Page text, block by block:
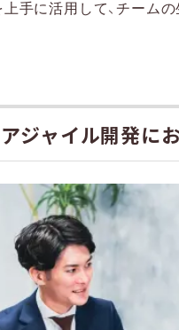
ントに関するQ&A
スプリントの期間はどのくら
スプリント中に計画を変更す
スプリントの導入に失敗する
リントでアジャイル開発を
手に活用して、チーム
ジャイル開発に